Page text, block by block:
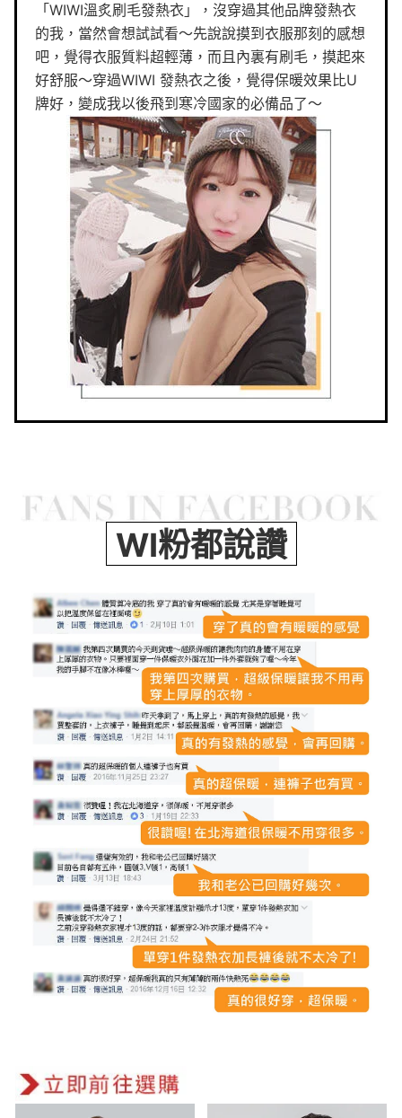
「WIWI溫炙刷毛發熱衣」，沒穿過其他品牌發熱衣
的我，當然會想試試看～先說說摸到衣服那刻的感想
吧，覺得衣服質料超輕薄，而且內裏有刷毛，摸起來
好舒服～穿過WIWI 發熱衣之後，覺得保暖效果比U
牌好，變成我以後飛到寒冷國家的必備品了～
WI粉都說讚